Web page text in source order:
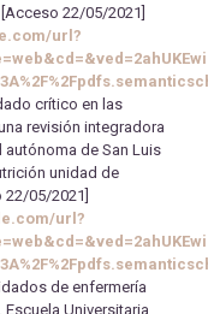
22/05/2021]
url?
crítico en las
revisión integradora
autónoma de San Luis
unidad de
05/2021]
url?
de enfermería
Universitaria